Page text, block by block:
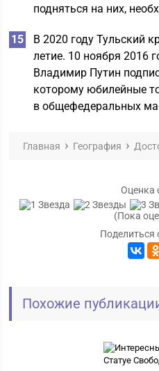
подняться на них,
В 2020 году Тульский
летие. 10 ноября 2016
Владимир Путин
которому юбилейные
в общефедеральных
Главная География
Оценка
(Пока
Поделиться
Похожие